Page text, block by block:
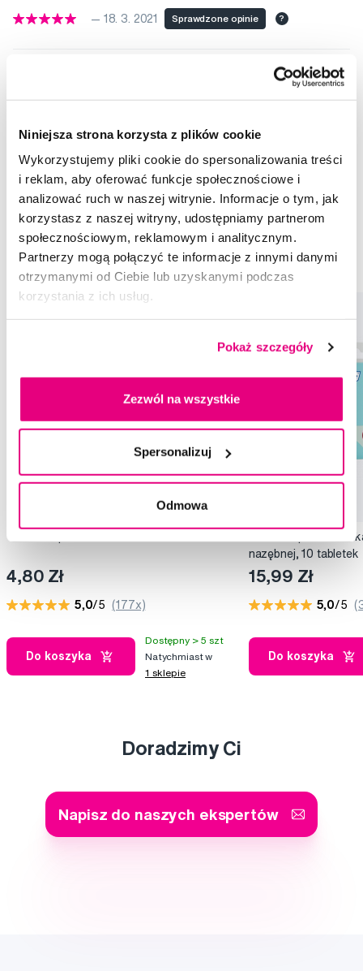
Niniejsza strona korzysta z plików cookie
Wykorzystujemy pliki cookie do spersonalizowania treści
i reklam, aby oferować funkcje społecznościowe i
analizować ruch w naszej witrynie. Informacje o tym, jak
korzystasz z naszej witryny, udostępniamy partnerom
społecznościowym, reklamowym i analitycznym.
Partnerzy mogą połączyć te informacje z innymi danymi
otrzymanymi od Ciebie lub uzyskanymi podczas
korzystania z ich usług.
Pokaż szczegóły
Zezwól na wszystkie
Spersonalizuj
Odmowa
— 18. 3. 2021 Sprawdzone opinie ?
Rekomendowane produkty
Produkty dla dentystów Szczoteczki międzyzębowe
Produkty dla dentystów TePe Szczoteczki międzyzębowe TePe
TePe etui podróżne
4,80 Zł
5,0/5 (177x)
Do koszyka
Dostępny > 5 szt
Natychmiast w
1 sklepie
TePe PlaqSearch
nazębnej, 10 tabletek
15,99 Zł
5,0/5
Do koszyka
Doradzimy Ci
Napisz do naszych ekspertów